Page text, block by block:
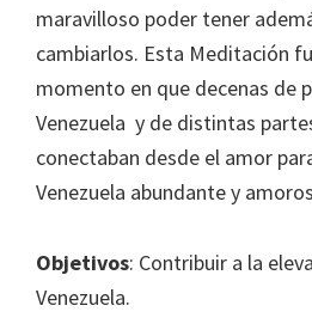
maravilloso poder tener
cambiarlos. Esta Meditación
momento en que decenas de
Venezuela y de distintas
conectaban desde el amor
Venezuela abundante y
Objetivos: Contribuir a la
Venezuela.